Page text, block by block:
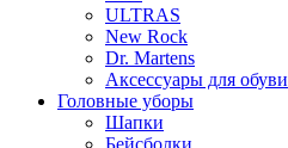
ULTRAS
New Rock
Dr. Martens
Аксессуары для обуви
Головные уборы
Шапки
Бейсболки